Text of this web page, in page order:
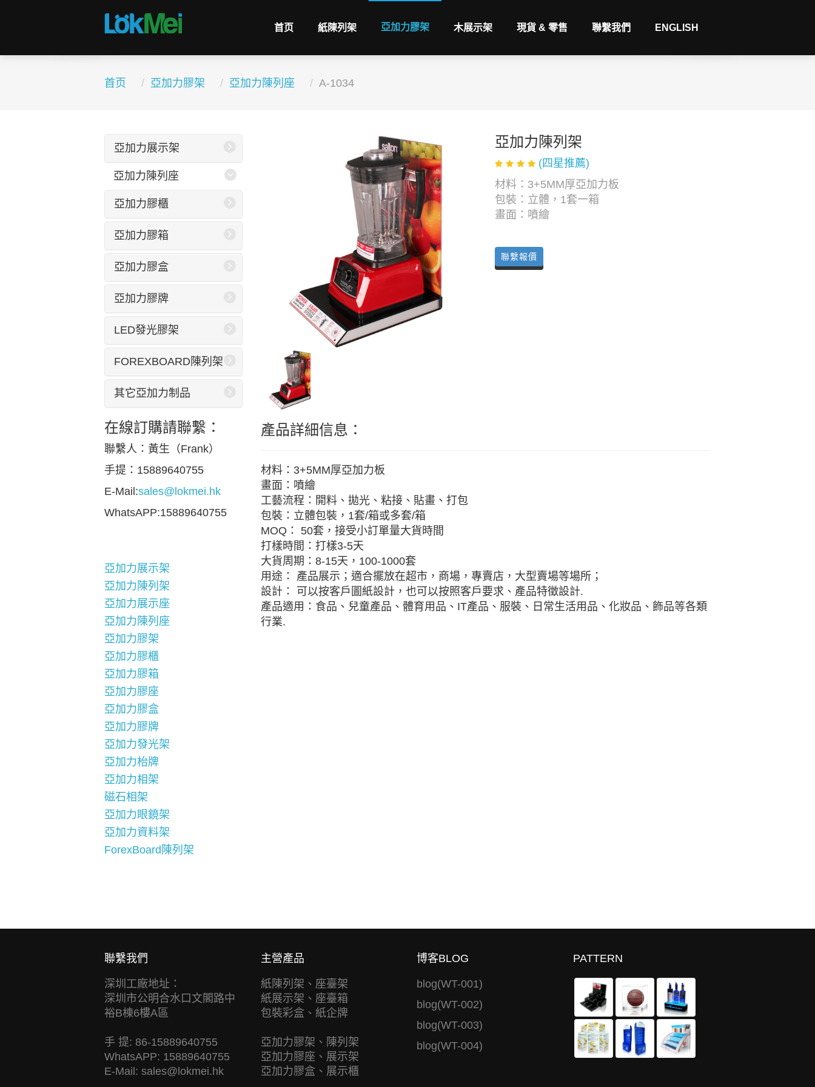
首页 紙陳列架 亞加力膠架 木展示架 現貨 & 零售 聯繫我們 ENGLISH
首页 亞加力膠架 亞加力陳列座 A-1034
亞加力展示架
亞加力陳列座
亞加力膠櫃
亞加力膠箱
亞加力膠盒
亞加力膠牌
LED發光膠架
FOREXBOARD陳列架
其它亞加力制品
在線訂購請聯繫：
聯繫人：黃生（Frank）
手提：15889640755
E-Mail:sales@lokmei.hk
WhatsAPP:15889640755
亞加力展示架
亞加力陳列架
亞加力展示座
亞加力陳列座
亞加力膠架
亞加力膠櫃
亞加力膠箱
亞加力膠座
亞加力膠盒
亞加力膠牌
亞加力發光架
亞加力枱牌
亞加力相架
磁石相架
亞加力眼鏡架
亞加力資料架
ForexBoard陳列架
亞加力陳列架
(四星推薦)
材料：3+5MM厚亞加力板
包裝：立體，1套一箱
畫面：噴繪
聯繫報價
產品詳細信息：
材料：3+5MM厚亞加力板
畫面：噴繪
工藝流程：開料、拋光、粘接、貼畫、打包
包裝：立體包裝，1套/箱或多套/箱
MOQ： 50套，接受小訂單量大貨時間
打樣時間：打樣3-5天
大貨周期：8-15天，100-1000套
用途： 產品展示；適合擺放在超市，商場，專賣店，大型賣場等場所；
設計： 可以按客戶圖紙設計，也可以按照客戶要求、產品特徵設計.
產品適用：食品、兒童產品、體育用品、IT產品、服裝、日常生活用品、化妝品、飾品等各類
行業.
聯繫我們
深圳工廠地址：
深圳市公明合水口文閣路中
裕B棟6樓A區
手 提: 86-15889640755
WhatsAPP: 15889640755
E-Mail: sales@lokmei.hk
主營產品
紙陳列架、座臺架
紙展示架、座臺箱
包裝彩盒、紙企牌
亞加力膠架、陳列架
亞加力膠座、展示架
亞加力膠盒、展示櫃
博客BLOG
blog(WT-001)
blog(WT-002)
blog(WT-003)
blog(WT-004)
PATTERN